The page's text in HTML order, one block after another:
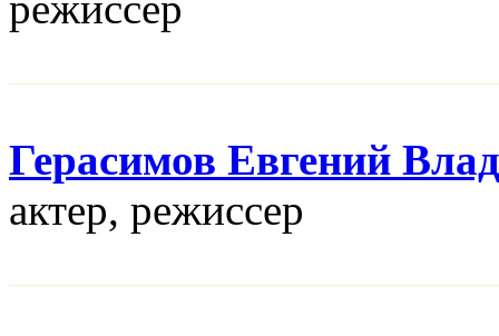
Герасимов Евгений
актер, режисcер